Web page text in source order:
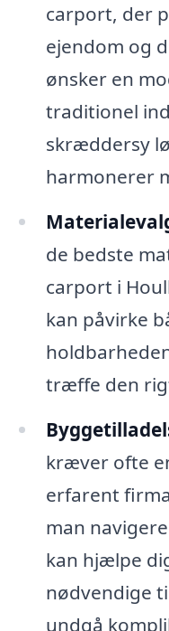
carport, der
ejendom og
ønsker en
traditionel
skræddersy
harmonerer
de bedste
carport i
kan påvirke
træffe den
kræver ofte
erfarent
man
kan hjælpe
nødvendige
undgå